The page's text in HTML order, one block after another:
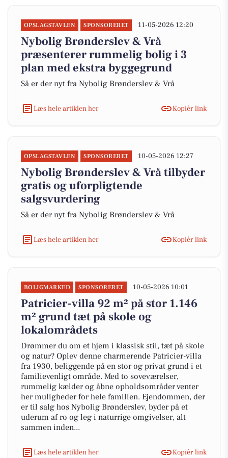
OPSLAGSTAVLEN SPONSORERET 11-05-2026 12:20
Nybolig Brønderslev & Vrå
præsenterer rummelig bolig i 3
plan med ekstra byggegrund
Så er der nyt fra Nybolig Brønderslev & Vrå
Læs hele artiklen her Kopiér link
OPSLAGSTAVLEN SPONSORERET 10-05-2026 12:27
Nybolig Brønderslev & Vrå tilbyder
gratis og uforpligtende
salgsvurdering
Så er der nyt fra Nybolig Brønderslev & Vrå
Læs hele artiklen her Kopiér link
BOLIGMARKED SPONSORERET 10-05-2026 10:01
Patricier-villa 92 m² på stor 1.146
m² grund tæt på skole og
lokalområdets
Drømmer du om et hjem i klassisk stil, tæt på skole
og natur? Oplev denne charmerende Patricier-villa
fra 1930, beliggende på en stor og privat grund i et
familievenligt område. Med to soveværelser,
rummelig kælder og åbne opholdsområder venter
her muligheder for hele familien. Ejendommen, der
er til salg hos Nybolig Brønderslev, byder på et
uderum af ro og leg i naturrige omgivelser, alt
sammen inden...
Læs hele artiklen her Kopiér link